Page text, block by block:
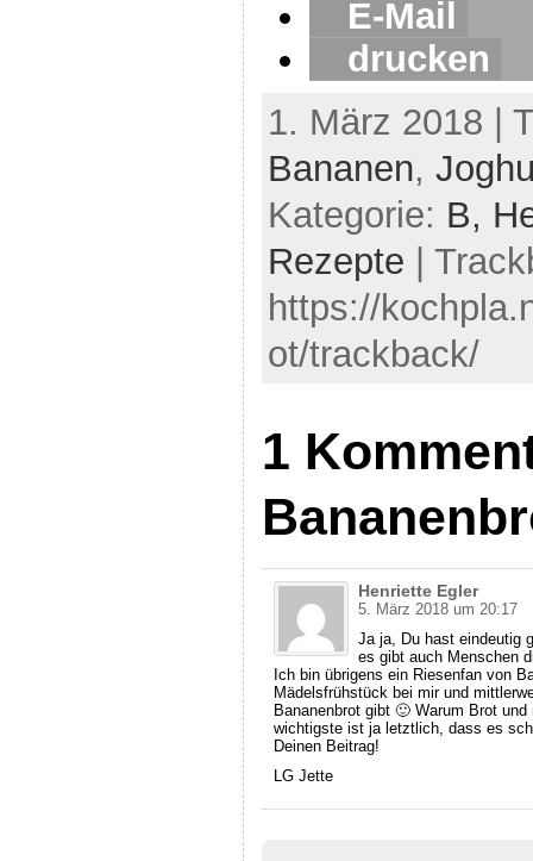
E-Mail
drucken
1. März 2018 |
Bananen,
Kategorie: B,
Rezepte |
https://
ot/trackback/
1
Henriette Egler
5. März 2018 um 20:17
Ja ja, Du hast eindeutig
es gibt auch Menschen
Ich bin übrigens ein Riesenfan von
Mädelsfrühstück bei mir und
Bananenbrot gibt 🙂 Warum Brot
wichtigste ist ja letztlich, dass es
Deinen Beitrag!
LG Jette